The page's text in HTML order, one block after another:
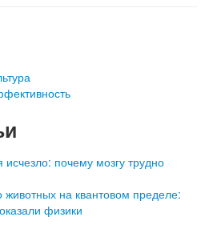
почему мозгу трудно
животных на квантовом пределе:
физики